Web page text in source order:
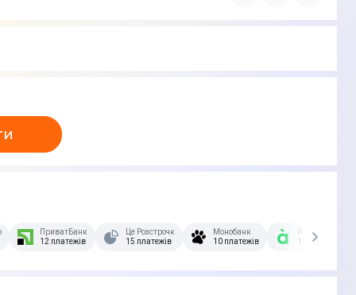
Скибочка.
ПриватБанк
12 платежів
Це Розстрочка
15 платежів
Монобанк
10 платежів
А-Банк
10 платежів